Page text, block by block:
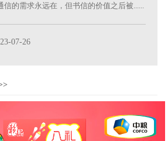
的需求永远在，但书信的价值之后被......
07-26